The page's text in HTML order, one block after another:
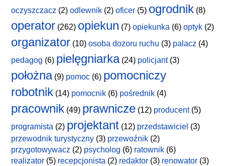
oczyszczacz (2) odlewnik (2) oficer (5) ogrodnik (8)
operator (262) opiekun (7) opiekunka (6) optyk (2)
organizator (10) osoba dozoru ruchu (3) palacz (4)
pedagog (6) pielęgniarka(24) policjant(3)
położna(9) pomoc (6) pomocniczy
robotnik (14) pomocnik (6) pośrednik (4)
pracownik (49) prawnicze (12) producent(5)
programista (2) projektant (12) przedstawiciel (3)
przewodnik turystyczny (3) przewoźnik (2)
przygotowywacz (2) psycholog (6) ratownik (6)
realizator (5) recepcjonista (2) redaktor (3) renowator (3)